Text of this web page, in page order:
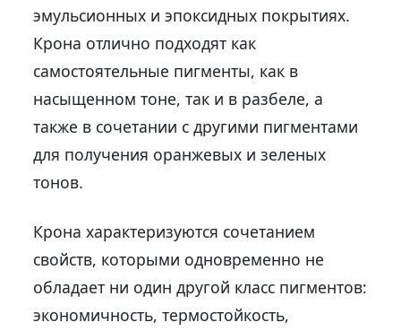
эмульсионных и эпоксидных покрытиях.
Крона отлично подходят как
самостоятельные пигменты, как в
насыщенном тоне, так и в разбеле, а
также в сочетании с другими пигментами
для получения оранжевых и зеленых
тонов.
Крона характеризуются сочетанием
свойств, которыми одновременно не
обладает ни один другой класс пигментов:
экономичность, термостойкость,